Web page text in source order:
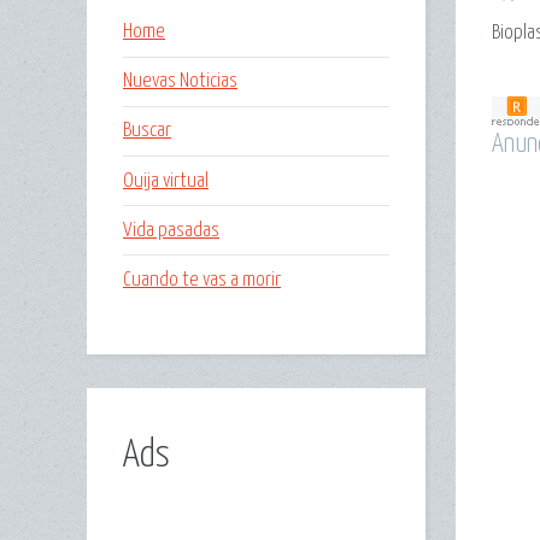
Home
Nuevas Noticias
Buscar
Ouija virtual
Vida pasadas
Cuando te vas a morir
Ads